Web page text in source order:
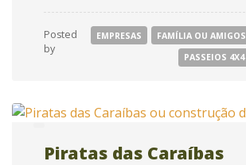
PARA
UM
PASSEIO
Posted
by
EMPRESAS FAMÍLIA OU AMIGOS
PASSEIOS 4X4
Piratas das Caraíbas